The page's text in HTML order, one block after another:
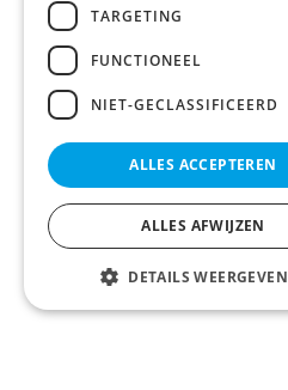
TARGETING
FUNCTIONEEL
NIET-GECLASSIFICEERD
ALLES ACCEPTEREN
ALLES AFWIJZEN
DETAILS WEERGEVEN